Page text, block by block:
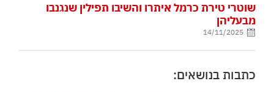
שוטרי טירת כרמל איתרו והשיבו תפילין שנגנבו
מבעליהן
14/11/2025
כתבות בנושאים: